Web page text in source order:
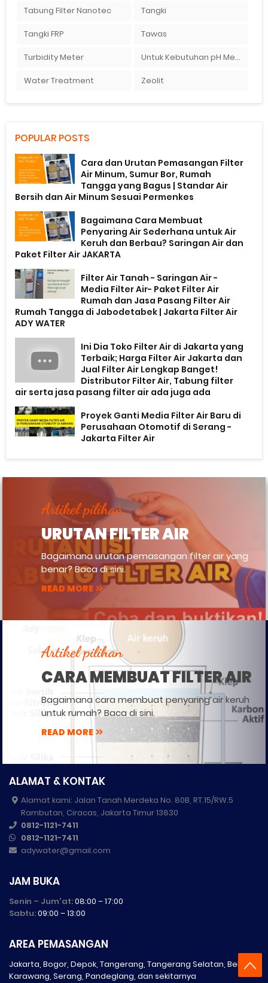
Tabung Filter Nanotec Tangki
Tangki FRP Tawas
Turbidity Meter Untuk Kebutuhan pH Meter Murah Hanya Di Ady Water
Water Treatment Zeolit
POPULAR POSTS
Cara dan Urutan Pemasangan Filter
Air Minum, Sumur Bor, Rumah
Tangga yang Bagus | Standar Air
Bersih dan Air Minum Sesuai Permenkes
Bagaimana Cara Membuat
Penyaring Air Sederhana untuk Air
Keruh dan Berbau? Saringan Air dan
Paket Filter Air JAKARTA
Filter Air Tanah - Saringan Air -
Media Filter Air- Paket Filter Air
Rumah dan Jasa Pasang Filter Air
Rumah Tangga di Jabodetabek | Jakarta Filter Air
ADY WATER
Ini Dia Toko Filter Air di Jakarta yang
Terbaik; Harga Filter Air Jakarta dan
Jual Filter Air Lengkap Banget!
Distributor Filter Air, Tabung filter
air serta jasa pasang filter air ada juga ada
Proyek Ganti Media Filter Air Baru di
Perusahaan Otomotif di Serang -
Jakarta Filter Air
Artikel pilihan
URUTAN FILTER AIR
Bagaimana urutan pemasangan filter air yang
benar? Baca di sini.
READ MORE
Artikel pilihan
CARA MEMBUAT FILTER AIR
Bagaimana cara membuat penyaring air keruh
untuk rumah? Baca di sini.
READ MORE
ALAMAT & KONTAK
Alamat kami: Jalan Tanah Merdeka No. 80B, RT.15/RW.5
Rambutan, Ciracas, Jakarta Timur 13830
0812-1121-7411
0812-1121-7411
adywater@gmail.com
JAM BUKA
Senin – Jum'at:08:00 – 17:00
Sabtu:09:00 – 13:00
AREA PEMASANGAN
Jakarta, Bogor, Depok, Tangerang, Tangerang Selatan, Bekasi,
Karawang, Serang, Pandeglang, dan sekitarnya